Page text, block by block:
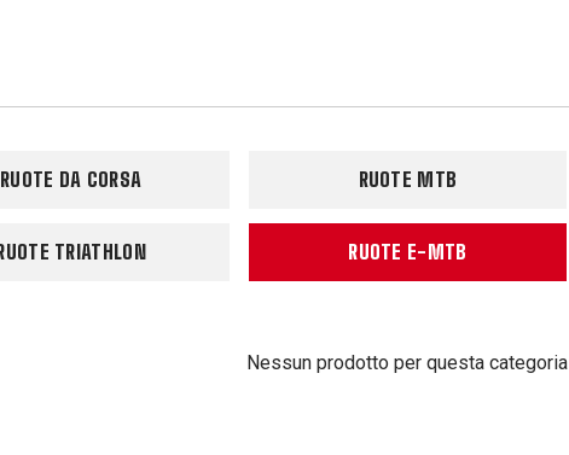
RUOTE DA CORSA RUOTE MTB
TRIATHLON RUOTE E-MTB
Nessun prodotto per questa categoria